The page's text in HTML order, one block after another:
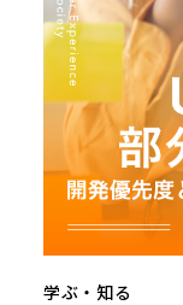
学ぶ・知る